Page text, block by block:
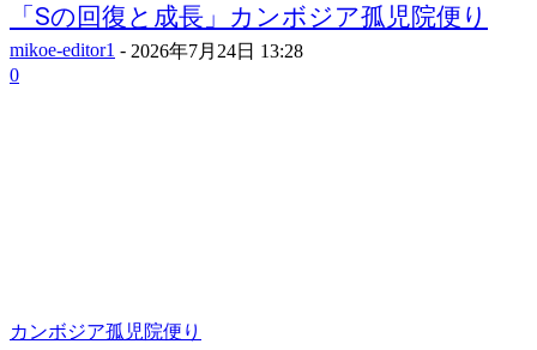
「Sの回復と成長」カンボジア孤児院便り
mikoe-editor1 - 2026年7月24日 13:28
0
カンボジア孤児院便り